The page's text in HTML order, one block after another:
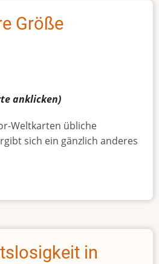
Größe
anklicken)
Weltkarten übliche
sich ein gänzlich anderes
in